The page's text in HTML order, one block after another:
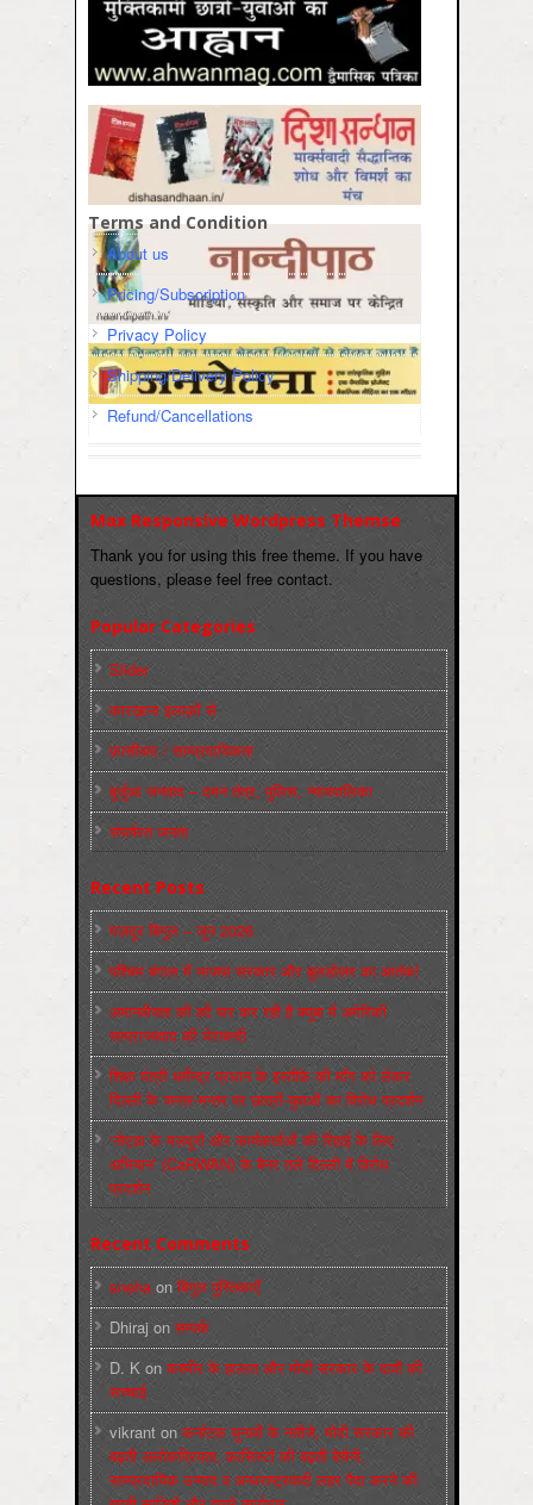
Terms and Condition
About us
Pricing/Subscription
Privacy Policy
Shipping/Delivery Policy
Refund/Cancellations
Max Responsive Wordpress Themse
Thank you for using this free theme. If you have
questions, please feel free contact.
Popular Categories
Slider
कारख़ाना इलाक़ों से
फ़ासीवाद / साम्‍प्रदायिकता
बुर्जुआ जनवाद – दमन तंत्र, पुलिस, न्‍यायपालिका
संघर्षरत जनता
Recent Posts
मज़दूर बिगुल – जून 2026
पश्चिम बंगाल में भाजपा सरकार और बुलडोज़र का आतंक!
अमानवीयता की हदें पार कर रही है क्यूबा में अमेरिकी
साम्राज्यवाद की घेराबन्दी
शिक्षा मंत्री धर्मेन्द्र प्रधान के इस्तीफ़े की माँग को लेकर
दिल्ली के जन्तर-मन्तर पर छात्रों-युवाओं का विरोध प्रदर्शन
‘नोएडा के मज़दूरों और कार्यकर्ताओं की रिहाई के लिए
अभियान’ (CaRWAN) के बैनर तले दिल्ली में विरोध
प्रदर्शन
Recent Comments
sneha on बिगुल पुस्तिकाएँ
Dhiraj on सम्पर्क
D. K on कश्मीर के हालात और मोदी सरकार के दावों की
सच्चाई
vikrant onकर्नाटक चुनावों के नतीजे, मोदी सरकार की
बढ़ती अलोकप्रियता, फ़ासिस्टों की बढ़ती बेचैनी,
साम्प्रदायिक उन्माद व अन्धराष्ट्रवादी लहर पैदा करने की